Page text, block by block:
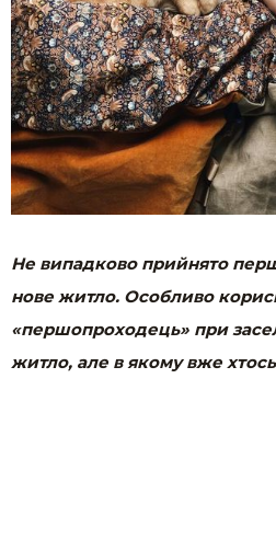
Не випадково прийнято
нове житло. Особливо
«першопроходець» при
житло, але в якому вже